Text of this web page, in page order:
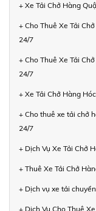
+ Xe Tải Chở Hàng
+ Cho Thuê Xe Tải
24/7
+ Cho Thuê Xe Tải
24/7
+ Xe Tải Chở Hàng
+ Cho thuê xe tải chở
24/7
+ Dịch Vụ Xe Tải Chở
+ Thuê Xe Tải Chở
+ Dịch vụ xe tải
+ Dịch Vụ Cho Thuê